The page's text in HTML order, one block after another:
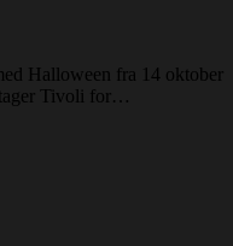
Halloween fra 14 oktober
Tivoli for…